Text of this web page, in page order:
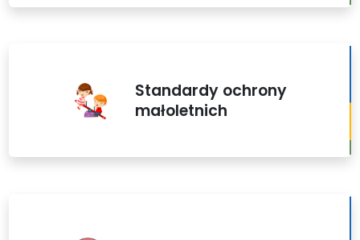
Standardy ochrony
małoletnich